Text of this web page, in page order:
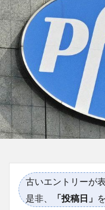
古いエントリーが
是非、
「投稿日」